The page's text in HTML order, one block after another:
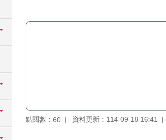
點閱數： 60 資料更新：114-09-18 16:41